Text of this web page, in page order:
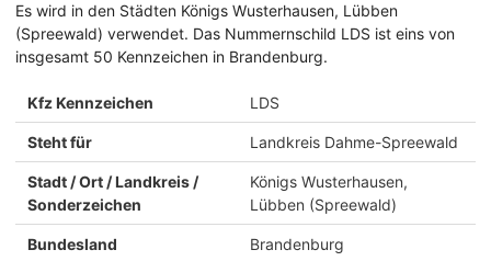
Es wird in den Städten Königs Wusterhausen, Lübben
(Spreewald) verwendet. Das Nummernschild LDS ist eins von
insgesamt 50 Kennzeichen in Brandenburg.
Kfz Kennzeichen LDS
Steht für Landkreis Dahme-Spreewald
Stadt / Ort / Landkreis /
Sonderzeichen
Königs Wusterhausen,
Lübben (Spreewald)
Bundesland Brandenburg